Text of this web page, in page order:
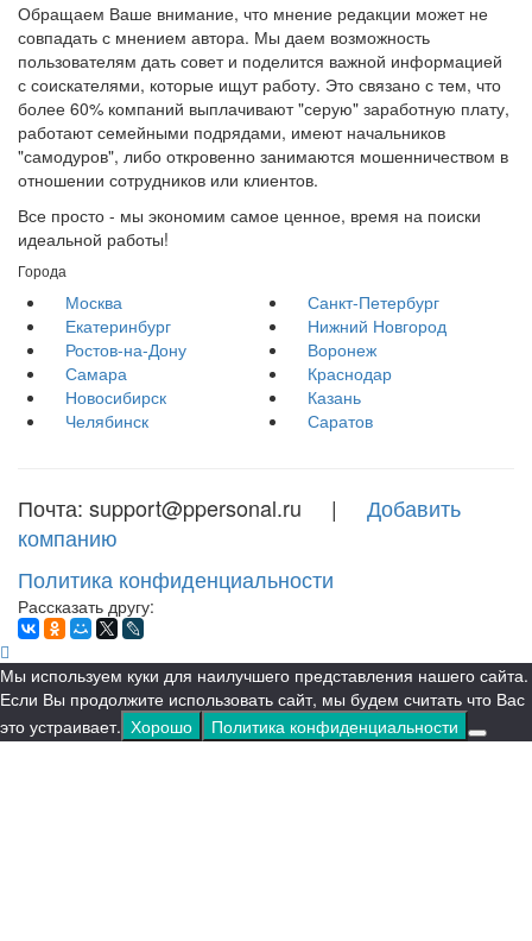
Обращаем Ваше внимание, что мнение редакции может не
совпадать с мнением автора. Мы даем возможность
пользователям дать совет и поделится важной информацией
с соискателями, которые ищут работу. Это связано с тем, что
более 60% компаний выплачивают "серую" заработную плату,
работают семейными подрядами, имеют начальников
"самодуров", либо откровенно занимаются мошенничеством в
отношении сотрудников или клиентов.
Все просто - мы экономим самое ценное, время на поиски
идеальной работы!
Города
Москва
Санкт-Петербург
Екатеринбург
Нижний Новгород
Ростов-на-Дону
Воронеж
Самара
Краснодар
Новосибирск
Казань
Челябинск
Саратов
Почта: support@ppersonal.ru | Добавить
компанию
Политика конфиденциальности
Рассказать другу:
Мы используем куки для наилучшего представления нашего сайта.
Если Вы продолжите использовать сайт, мы будем считать что Вас
это устраивает. Хорошо Политика конфиденциальности